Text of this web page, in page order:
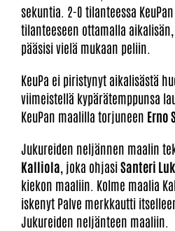
sekuntia. 2-0 tilanteessa
tilanteeseen ottamalla
pääsisi vielä mukaan peliin.
KeuPa ei piristynyt aikalisästä
viimeistellä kypärätemppunsa
KeuPan maalilla torjuneen Erno
Jukureiden neljännen maalin
Kalliola , joka ohjasiSanteri
kiekon maaliin. Kolme maalia
iskenyt Palve merkkautti
Jukureiden neljänteen maaliin.